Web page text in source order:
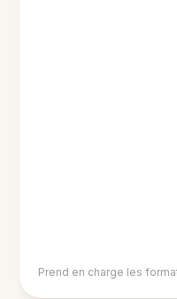
Prend en charge les